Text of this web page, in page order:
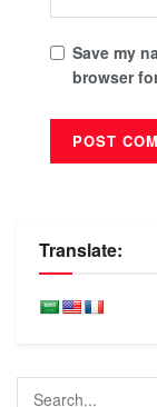
Save my
browser
Translate: